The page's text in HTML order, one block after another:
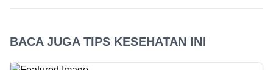
BACA JUGA TIPS KESEHATAN INI